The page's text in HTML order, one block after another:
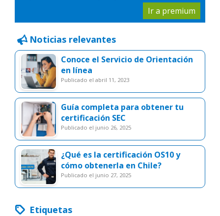
Ir a premium
Noticias relevantes
Conoce el Servicio de Orientación
en línea
publicado el abril 11, 2023
Guía completa para obtener tu
certificación SEC
publicado el junio 26, 2025
¿Qué es la certificación OS10 y
cómo obtenerla en Chile?
publicado el junio 27, 2025
Etiquetas